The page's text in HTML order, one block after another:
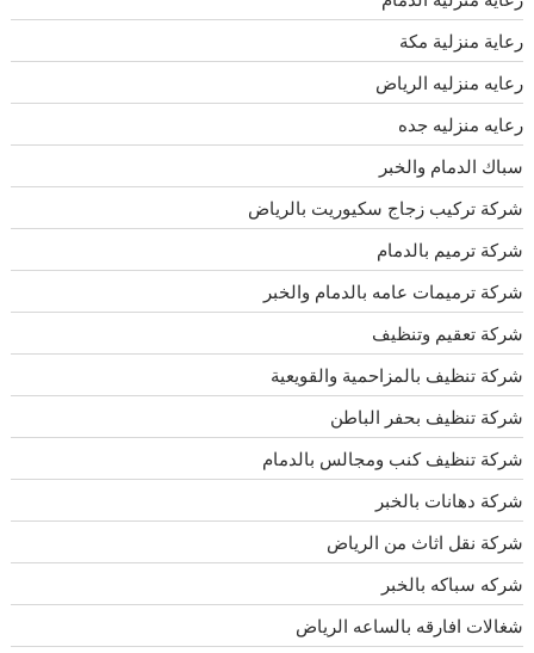
رعاية منزلية مكة
رعايه منزليه الرياض
رعايه منزليه جده
سباك الدمام والخبر
شركة تركيب زجاج سكيوريت بالرياض
شركة ترميم بالدمام
شركة ترميمات عامه بالدمام والخبر
شركة تعقيم وتنظيف
شركة تنظيف بالمزاحمية والقويعية
شركة تنظيف بحفر الباطن
شركة تنظيف كنب ومجالس بالدمام
شركة دهانات بالخبر
شركة نقل اثاث من الرياض
شركه سباكه بالخبر
شغالات افارقه بالساعه الرياض